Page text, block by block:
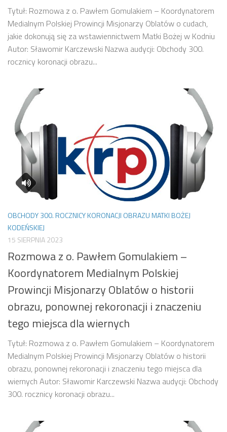
Tytuł: Rozmowa z o. Pawłem Gomulakiem – Koordynatorem
Medialnym Polskiej Prowincji Misjonarzy Oblatów o cudach,
jakie dokonują się za wstawiennictwem Matki Bożej w Kodniu
Autor: Sławomir Karczewski Nazwa audycji: Obchody 300.
rocznicy koronacji obrazu...
OBCHODY 300. ROCZNICY KORONACJI OBRAZU MATKI BOŻEJ
KODEŃSKIEJ
15 SIERPNIA 2023
Rozmowa z o. Pawłem Gomulakiem –
Koordynatorem Medialnym Polskiej
Prowincji Misjonarzy Oblatów o historii
obrazu, ponownej rekoronacji i znaczeniu
tego miejsca dla wiernych
Tytuł: Rozmowa z o. Pawłem Gomulakiem – Koordynatorem
Medialnym Polskiej Prowincji Misjonarzy Oblatów o historii
obrazu, ponownej rekoronacji i znaczeniu tego miejsca dla
wiernych Autor: Sławomir Karczewski Nazwa audycji: Obchody
300. rocznicy koronacji obrazu...